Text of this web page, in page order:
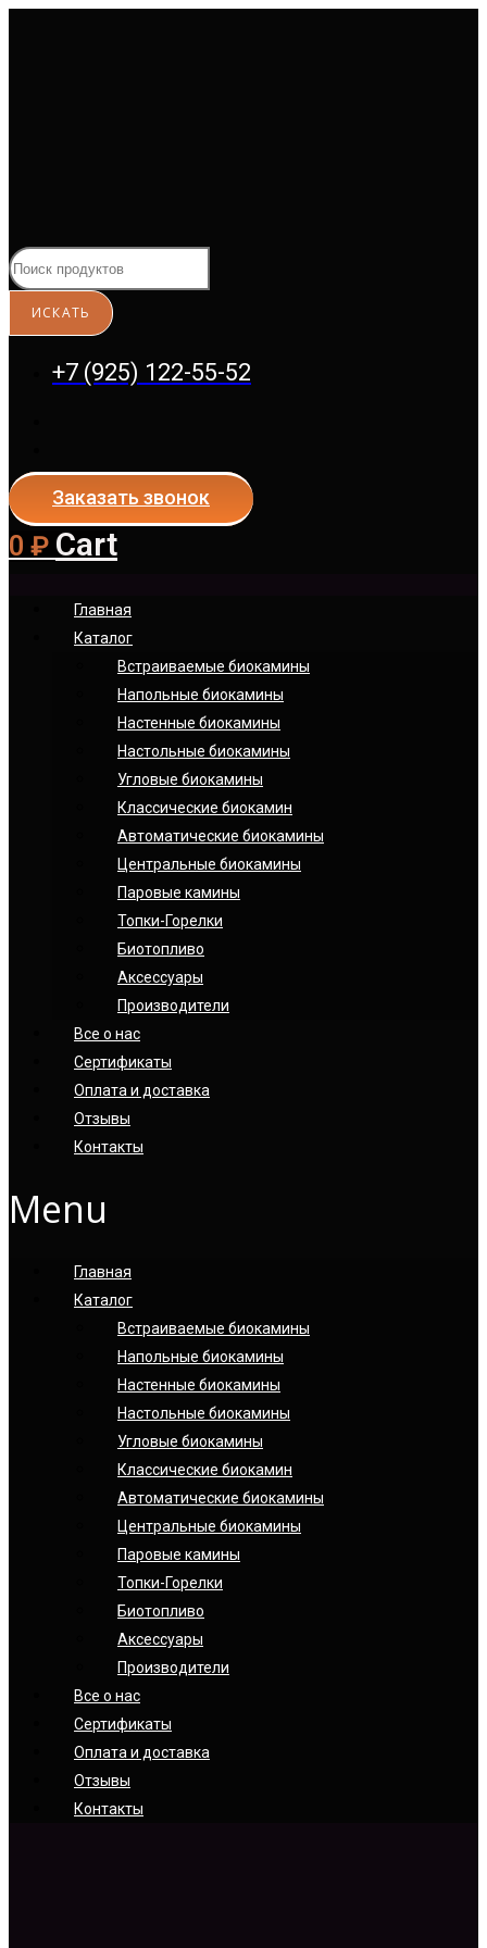
+7 (925) 122-55-52
Заказать звонок
0 ₽ Cart
Главная
Каталог
Встраиваемые биокамины
Напольные биокамины
Настенные биокамины
Настoльные биокамины
Угловые биокамины
Классические биокамин
Автоматические биокамины
Центральные биокамины
Паровые камины
Топки-Горелки
Биотопливо
Аксессуары
Производители
Все о нас
Сертификаты
Оплата и доставка
Отзывы
Контакты
Menu
Главная
Каталог
Встраиваемые биокамины
Напольные биокамины
Настенные биокамины
Настoльные биокамины
Угловые биокамины
Классические биокамин
Автоматические биокамины
Центральные биокамины
Паровые камины
Топки-Горелки
Биотопливо
Аксессуары
Производители
Все о нас
Сертификаты
Оплата и доставка
Отзывы
Контакты